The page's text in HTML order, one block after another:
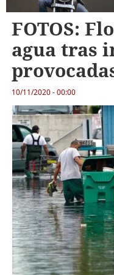
FOTOS:
agua tras
10/11/2020 - 00:00